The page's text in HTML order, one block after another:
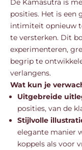
De Kamasutra is
posities. Het is een
intimiteit opnieuw
te versterken. Dit
experimenteren,
begrip te
verlangens.
Wat kun je
Uitgebreide
posities, van de
Stijlvolle
elegante manier
koppels als voor